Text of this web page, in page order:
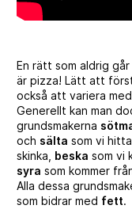
En rätt som aldrig
är pizza! Lätt att
också att variera
Generellt kan man
grundsmakerna
och sälta som vi
skinka, beska som vi
syra som kommer
Alla dessa
som bidrar med fett.